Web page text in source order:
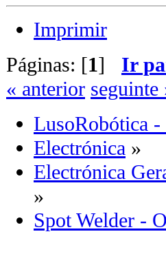
Imprimir
Páginas: [1] Ir
« anterior seguinte
LusoRobótica -
Electrónica »
Electrónica
»
Spot Welder -